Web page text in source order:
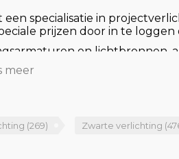
specialisatie in
prijzen door in te loggen
en lichtbronnen,
prijsgarantie bieden
assortiment aan
meer
(269) Zwarte verlichting